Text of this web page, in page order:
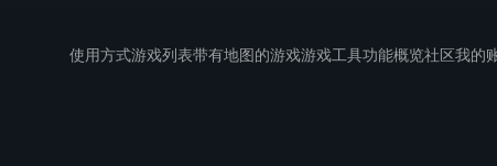
使用方式游戏列表带有地图的游戏游戏工具功能概览社区我的